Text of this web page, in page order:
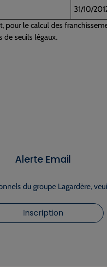
31/10/
le calcul des
de seuils légaux.
Alerte Email
du groupe Lagardère,
Inscription